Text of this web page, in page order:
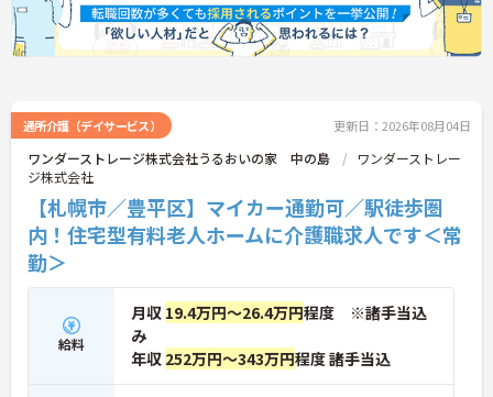
通所介護（デイサービス） 更新日：2026年08月04日
ワンダーストレージ株式会社うるおいの家 中の島
ワンダーストレー
ジ株式会社
【札幌市／豊平区】マイカー通勤可／駅徒歩圏
内！住宅型有料老人ホームに介護職求人です＜常
勤＞
給料
月収 19.4万円～26.4万円程度 ※諸手当込
み
年収 252万円～343万円程度 諸手当込